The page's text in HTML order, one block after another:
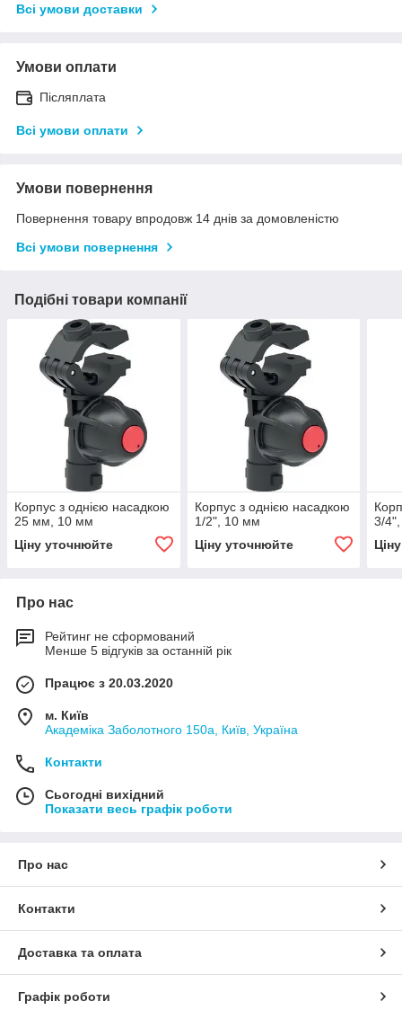
Всі умови доставки
Умови оплати
Післяплата
Всі умови оплати
Умови повернення
Повернення товару впродовж 14 днів за домовленістю
Всі умови повернення
Подібні товари компанії
Корпус з однією насадкою
25 мм, 10 мм
Ціну уточнюйте
Корпус з однією насадкою
1/2", 10 мм
Ціну уточнюйте
3/
Про нас
Рейтинг не сформований
Менше 5 відгуків за останній рік
Працює з 20.03.2020
м. Київ
Академіка Заболотного 150а, Київ, Україна
Контакти
Сьогодні вихідний
Показати весь графік роботи
Про нас
Контакти
Доставка та оплата
Графік роботи